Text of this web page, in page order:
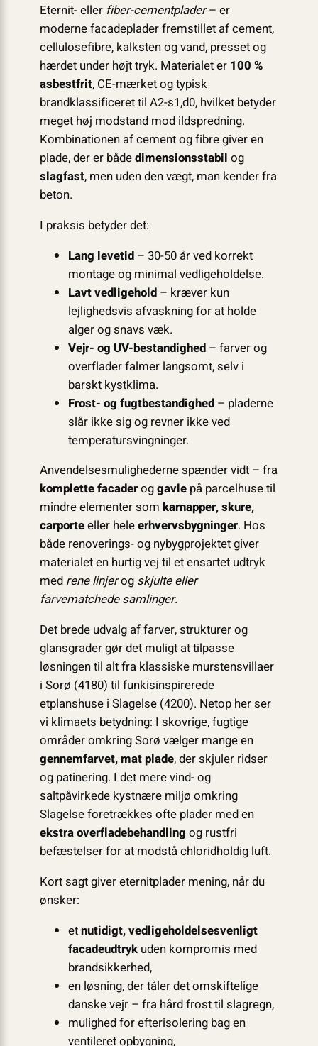
Eternit- eller fiber-cementplader– er
moderne facadeplader fremstillet af cement,
cellulosefibre, kalksten og vand, presset og
hærdet under højt tryk. Materialet er 100 %
asbestfrit, CE-mærket og typisk
brandklassificeret til A2-s1,d0, hvilket betyder
meget høj modstand mod ildspredning.
Kombinationen af cement og fibre giver en
plade, der er bådedimensionsstabil og
slagfast, men uden den vægt, man kender fra
beton.
I praksis betyder det:
Lang levetid– 30-50 år ved korrekt
montage og minimal vedligeholdelse.
Lavt vedligehold– kræver kun
lejlighedsvis afvaskning for at holde
alger og snavs væk.
Vejr- og UV-bestandighed– farver og
overflader falmer langsomt, selv i
barskt kystklima.
Frost- og fugtbestandighed– pladerne
slår ikke sig og revner ikke ved
temperatursvingninger.
Anvendelsesmulighederne spænder vidt – fra
komplette facaderoggavlepå parcelhuse til
mindre elementer som karnapper, skure,
carporteeller heleerhvervsbygninger. Hos
både renoverings- og nybygprojektet giver
materialet en hurtig vej til et ensartet udtryk
med rene linjerog skjulte eller
farvematchede samlinger.
Det brede udvalg af farver, strukturer og
glansgrader gør det muligt at tilpasse
løsningen til alt fra klassiske murstensvillaer
i Sorø (4180) til funkisinspirerede
etplanshuse i Slagelse (4200). Netop her ser
vi klimaets betydning: I skovrige, fugtige
områder omkring Sorø vælger mange en
gennemfarvet, mat plade, der skjuler ridser
og patinering. I det mere vind- og
saltpåvirkede kystnære miljø omkring
Slagelse foretrækkes ofte plader med en
ekstra overfladebehandling og rustfri
befæstelser for at modstå chloridholdig luft.
Kort sagt giver eternitplader mening, når du
ønsker:
etnutidigt, vedligeholdelsesvenligt
facadeudtrykuden kompromis med
brandsikkerhed,
en løsning, der tåler det omskiftelige
danske vejr – fra hård frost til slagregn,
mulighed for efterisolering bag en
ventileret opbygning,